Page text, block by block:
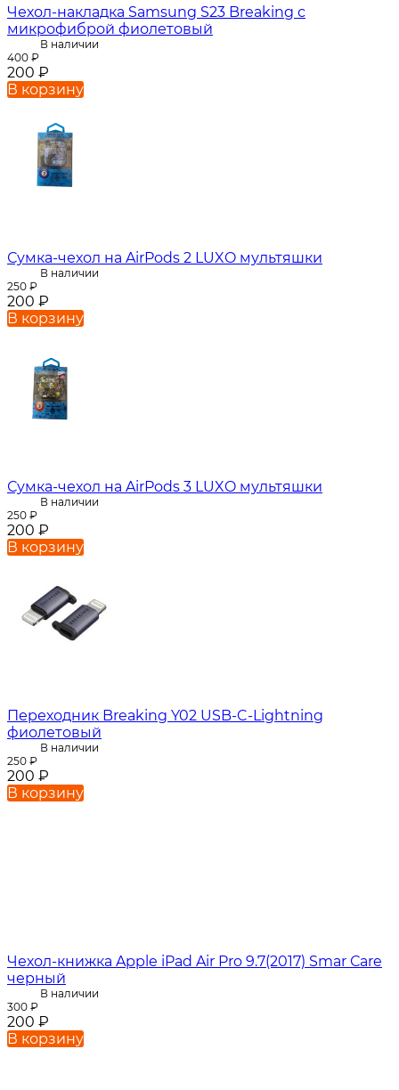
Чехол-накладка Samsung S23 Breaking с
микрофиброй фиолетовый
В наличии
400 ₽
200 ₽
В корзину
Сумка-чехол на AirPods 2 LUXO мультяшки
В наличии
250 ₽
200 ₽
В корзину
Сумка-чехол на AirPods 3 LUXO мультяшки
В наличии
250 ₽
200 ₽
В корзину
Переходник Breaking Y02 USB-C-Lightning
фиолетовый
В наличии
250 ₽
200 ₽
В корзину
Чехол-книжка Apple iPad Air Pro 9.7(2017) Smar Сare
черный
В наличии
300 ₽
200 ₽
В корзину